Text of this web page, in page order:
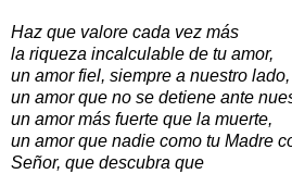
Haz que valore cada vez más
la riqueza incalculable de tu amor,
un amor fiel, siempre a nuestro lado,
un amor que no se detiene ante
un amor más fuerte que la muerte,
un amor que nadie como tu Madre
Señor, que descubra que